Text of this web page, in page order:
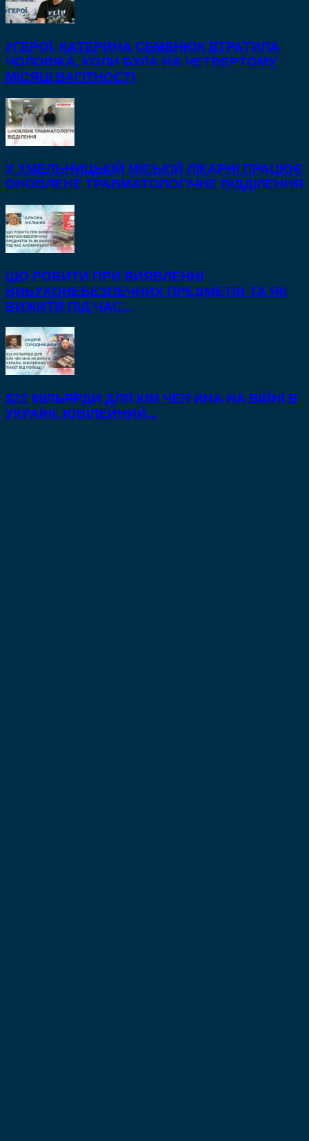
#ГЕРОЇ. КАТЕРИНА СЕМЕНЮК ВТРАТИЛА
ЧОЛОВІКА, КОЛИ БУЛА НА ЧЕТВЕРТОМУ
МІСЯЦІ ВАГІТНОСТІ
У ХМЕЛЬНИЦЬКІЙ МІСЬКІЙ ЛІКАРНІ ПРАЦЮЄ
ОНОВЛЕНЕ ТРАВМАТОЛОГІЧНЕ ВІДДІЛЕННЯ
ЩО РОБИТИ ПРИ ВИЯВЛЕННІ
ВИБУХОНЕБЕЗПЕЧНИХ ПРЕДМЕТІВ ТА ЯК
ВИЖИТИ ПІД ЧАС...
$22 МІЛЬЯРДИ ДЛЯ КІМ ЧЕН ИНА НА ВІЙНІ В
УКРАЇНІ, ЮВІЛЕЙНИЙ...